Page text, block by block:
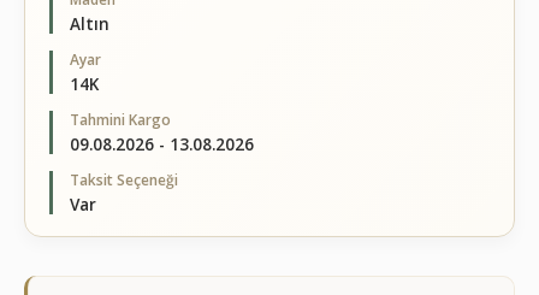
Altın
Ayar
14K
Tahmini Kargo
09.08.2026 - 13.08.2026
Taksit Seçeneği
Var